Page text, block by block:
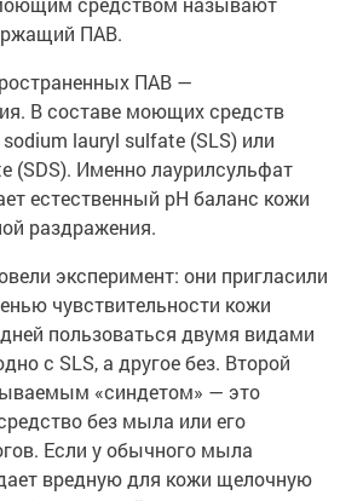
ПАВ.
ПАВ —
В составе моющих средств
lauryl sulfate (SLS) или
(SDS). Именно лаурилсульфат
естественный pH баланс кожи
раздражения.
эксперимент: они пригласили
чувствительности кожи
пользоваться двумя видами
с SLS, а другое без. Второй
«синдетом» — это
без мыла или его
Если у обычного мыла
вредную для кожи щелочную